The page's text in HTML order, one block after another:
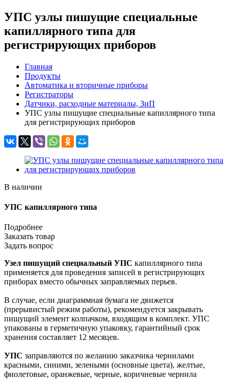
УПС узлы пишущие специальные
капиллярного типа для
регистрирующих приборов
Главная
Продукты
Автоматика и вторичные приборы
Регистраторы
Датчики, расходные материалы, ЗиП
УПС узлы пишущие специальные капиллярного типа
для регистрирующих приборов
В наличии
УПС капиллярного типа
Подробнее
Заказать товар
Задать вопрос
Узел пишущий специальный УПС капиллярного типа
применяется для проведения записей в регистрирующих
приборах вместо обычных заправляемых перьев.
В случае, если диаграммная бумага не движется
(прерывистый режим работы), рекомендуется закрывать
пишущий элемент колпачком, входящим в комплект. УПС
упакованы в герметичную упаковку, гарантийный срок
хранения составляет 12 месяцев.
УПС заправляются по желанию заказчика чернилами
красными, синими, зелеными (основные цвета), желтые,
фиолетовые, оранжевые, черные, коричневые чернила